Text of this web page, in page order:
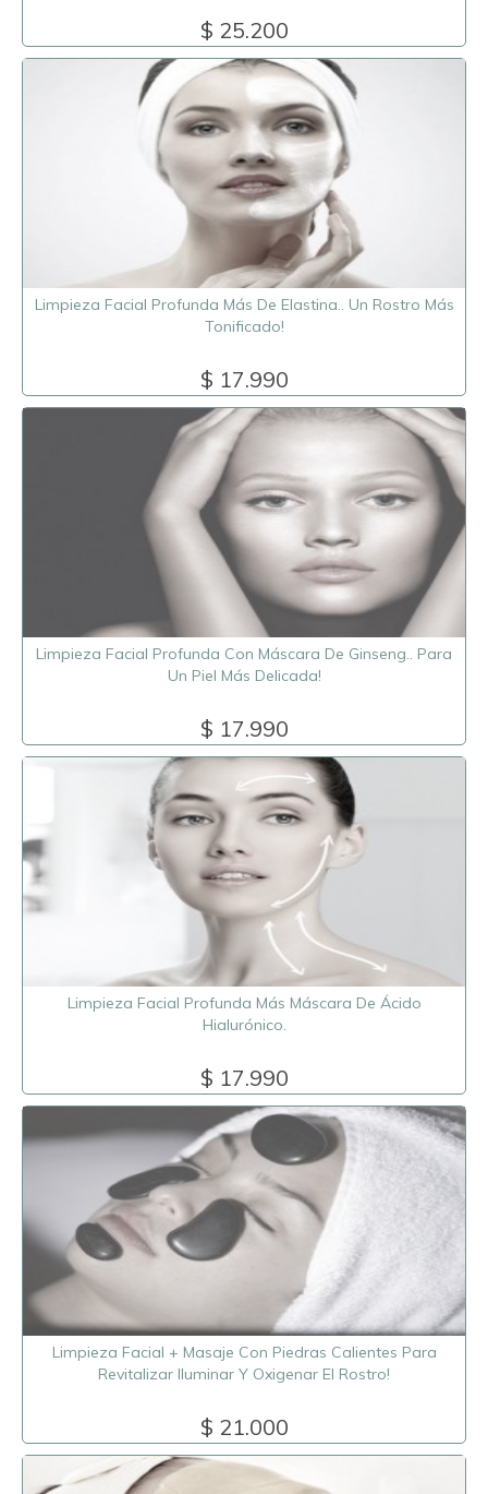
$ 25.200
Limpieza Facial Profunda Más De Elastina.. Un Rostro Más
Tonificado!
$ 17.990
Limpieza Facial Profunda Con Máscara De Ginseng.. Para
Un Piel Más Delicada!
$ 17.990
Limpieza Facial Profunda Más Máscara De Ácido
Hialurónico.
$ 17.990
Limpieza Facial + Masaje Con Piedras Calientes Para
Revitalizar Iluminar Y Oxigenar El Rostro!
$ 21.000